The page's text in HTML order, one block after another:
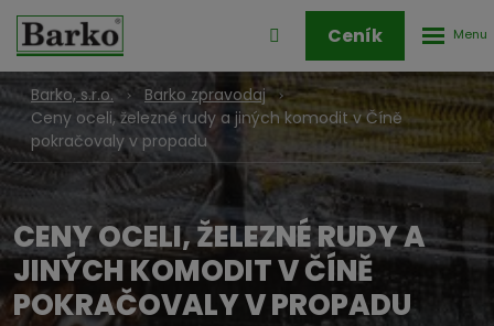
Přihlášení
klienstké
zóny
Ceník
Barko, s.r.o.
Barko zpravodaj
Ceny oceli, železné rudy a jiných komodit v Číně
pokračovaly v propadu
CENY OCELI, ŽELEZNÉ RUDY A
JINÝCH KOMODIT V ČÍNĚ
POKRAČOVALY V PROPADU